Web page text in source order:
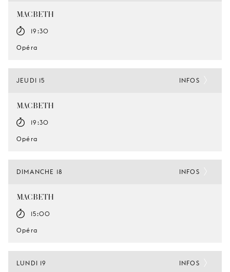
MACBETH
19:30
Opéra
JEUDI 15
MACBETH
19:30
Opéra
INFOS
DIMANCHE 18
MACBETH
15:00
Opéra
INFOS
LUNDI 19 INFOS